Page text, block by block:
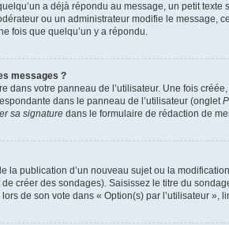
a déjà répondu au message, un petit
ou un administrateur modifie le
fois que quelqu’un y a répondu.
messages ?
dans votre panneau de l’utilisateur. Une fois
dans le panneau de l’utilisateur (onglet
sa signature dans le formulaire de rédaction de
la publication d’un nouveau sujet ou la
créer des sondages). Saisissez le titre du
de son vote dans « Option(s) par l’utilisateur